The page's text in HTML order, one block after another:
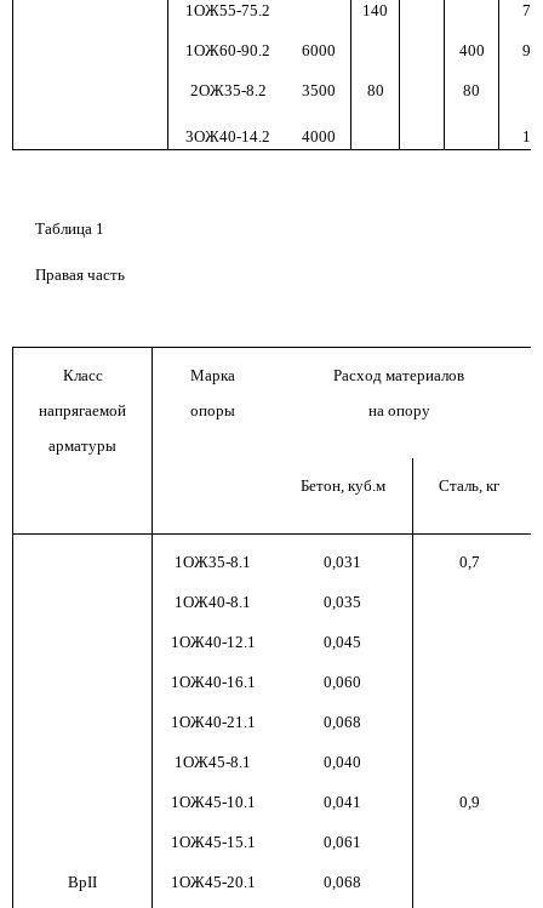
1ОЖ55-75.2 140
1ОЖ60-90.2 6000 400
2ОЖ35-8.2 3500 80 80
3ОЖ40-14.2 4000
Таблица 1
Правая часть
Класс
напрягаемой
арматуры
Марка
опоры
Расход материалов
на опору
Бетон, куб.м Сталь, кг
1ОЖ35-8.1 0,031 0,7
1ОЖ40-8.1 0,035
1ОЖ40-12.1 0,045
1ОЖ40-16.1 0,060
1ОЖ40-21.1 0,068
1ОЖ45-8.1 0,040
1ОЖ45-10.1 0,041 0,9
1ОЖ45-15.1 0,061
ВрII 1ОЖ45-20.1 0,068